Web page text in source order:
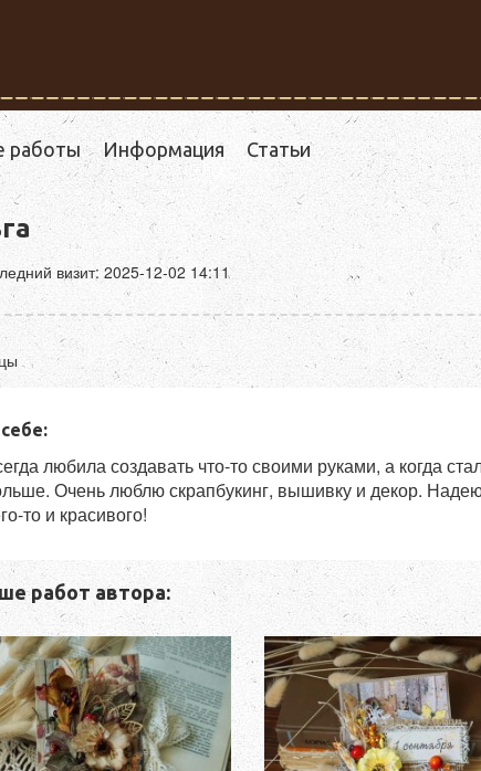
работы Информация Статьи
визит: 2025-12-02 14:11
любила создавать что-то своими руками, а когда
Очень люблю скрапбукинг, вышивку и декор.
то и красивого!
работ автора: